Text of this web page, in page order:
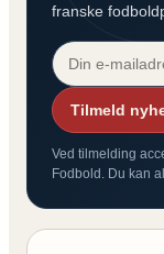
franske
Tilmeld
Ved tilmelding
Fodbold. Du kan